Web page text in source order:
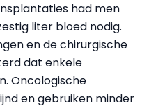
had men
liter bloed nodig.
en de chirurgische
dat enkele
Oncologische
en gebruiken minder